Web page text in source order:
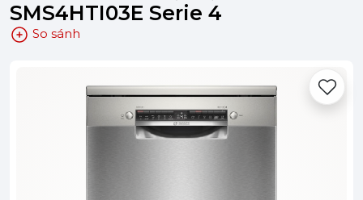
SMS4HTI03E Serie 4
So sánh